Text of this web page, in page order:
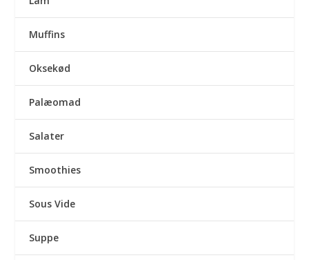
Muffins
Oksekød
Palæomad
Salater
Smoothies
Sous Vide
Suppe